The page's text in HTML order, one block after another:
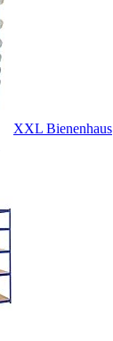
XXL Bienenhaus